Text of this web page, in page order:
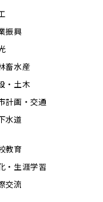
振興
畜水産
・土木
計画・交通
水道
教育
・生涯学習
交流